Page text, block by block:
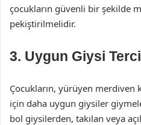
çocukların güvenli bir şekilde
pekiştirilmelidir.
3. Uygun Giysi
Çocukların, yürüyen merdiven
için daha uygun giysiler
bol giysilerden, takılan veya